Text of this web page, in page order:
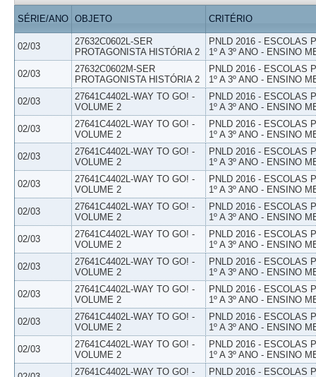
SÉRIE/ANO OBJETO CRITÉRIO
02/03
27632C0602L-SER
PROTAGONISTA HISTÓRIA 2
PNLD 2016 - ESCOLAS
1º A 3º ANO - ENSINO
02/03
27632C0602M-SER
PROTAGONISTA HISTÓRIA 2
PNLD 2016 - ESCOLAS
1º A 3º ANO - ENSINO
02/03
27641C4402L-WAY TO GO! -
VOLUME 2
PNLD 2016 - ESCOLAS
1º A 3º ANO - ENSINO
02/03
27641C4402L-WAY TO GO! -
VOLUME 2
PNLD 2016 - ESCOLAS
1º A 3º ANO - ENSINO
02/03
27641C4402L-WAY TO GO! -
VOLUME 2
PNLD 2016 - ESCOLAS
1º A 3º ANO - ENSINO
02/03
27641C4402L-WAY TO GO! -
VOLUME 2
PNLD 2016 - ESCOLAS
1º A 3º ANO - ENSINO
02/03
27641C4402L-WAY TO GO! -
VOLUME 2
PNLD 2016 - ESCOLAS
1º A 3º ANO - ENSINO
02/03
27641C4402L-WAY TO GO! -
VOLUME 2
PNLD 2016 - ESCOLAS
1º A 3º ANO - ENSINO
02/03
27641C4402L-WAY TO GO! -
VOLUME 2
PNLD 2016 - ESCOLAS
1º A 3º ANO - ENSINO
02/03
27641C4402L-WAY TO GO! -
VOLUME 2
PNLD 2016 - ESCOLAS
1º A 3º ANO - ENSINO
02/03
27641C4402L-WAY TO GO! -
VOLUME 2
PNLD 2016 - ESCOLAS
1º A 3º ANO - ENSINO
02/03
27641C4402L-WAY TO GO! -
VOLUME 2
PNLD 2016 - ESCOLAS
1º A 3º ANO - ENSINO
27641C4402L-WAY TO GO! -
PNLD 2016 - ESCOLAS